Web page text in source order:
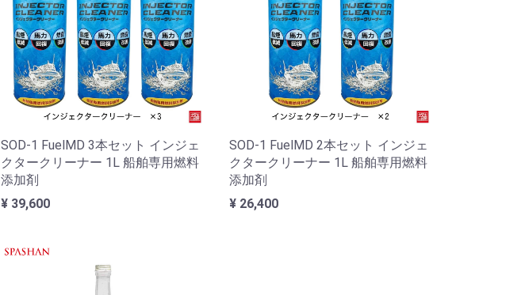
SOD-1 FuelMD 3本セット インジェ
クタークリーナー 1L 船舶専用燃料
添加剤
¥ 39,600
SOD-1 FuelMD 2本セット インジェ
クタークリーナー 1L 船舶専用燃料
添加剤
¥ 26,400